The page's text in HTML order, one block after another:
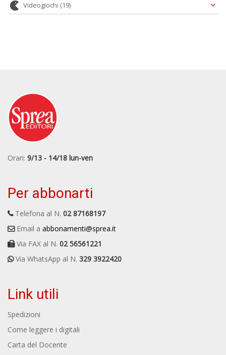
Videogiochi (19)
Orari: 9/13 - 14/18 lun-ven
Per abbonarti
Telefona al N. 02 87168197
Email a abbonamenti@sprea.it
Via FAX al N. 02 56561221
Via WhatsApp al N. 329 3922420
Link utili
Spedizioni
Come leggere i digitali
Carta del Docente